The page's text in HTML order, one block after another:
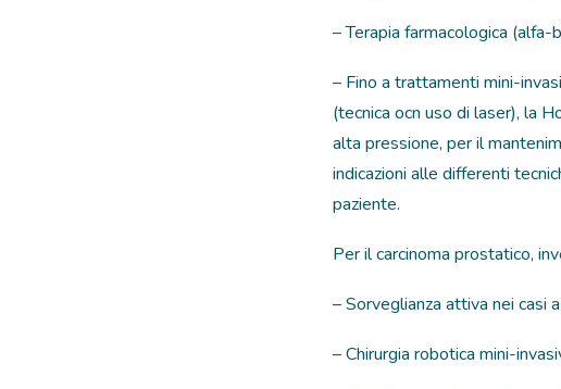
– Terapia farmacologica
– Fino a trattamenti mini-
(tecnica ocn uso di laser), la
alta pressione, per il
indicazioni alle differenti
paziente.
Per il carcinoma prostatico,
– Sorveglianza attiva nei casi
– Chirurgia robotica mini-